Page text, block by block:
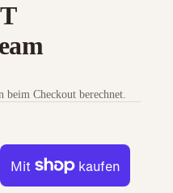
beim Checkout berechnet.